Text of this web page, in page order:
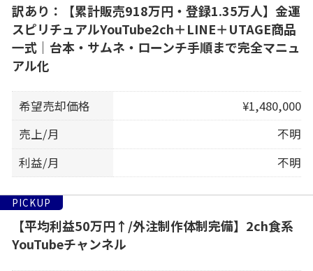
訳あり：【累計販売918万円・登録1.35万人】金運
スピリチュアルYouTube2ch＋LINE＋UTAGE商品
一式｜台本・サムネ・ローンチ手順まで完全マニュ
アル化
希望売却価格
¥1,480,000
売上/月
不明
利益/月
不明
PICKUP
【平均利益50万円↑/外注制作体制完備】2ch食系
YouTubeチャンネル